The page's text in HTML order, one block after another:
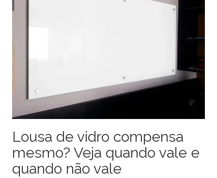
Lousa de vidro compensa
mesmo? Veja quando vale e
quando não vale